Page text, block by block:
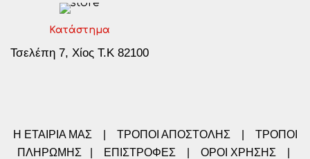
Κατάστημα
Τσελέπη 7, Χίος Τ.Κ 82100
Η ΕΤΑΙΡΙΑ ΜΑΣ ΤΡΟΠΟΙ ΑΠΟΣΤΟΛΗΣ
ΤΡΟΠΟΙ
ΠΛΗΡΩΜΗΣ
ΕΠΙΣΤΡΟΦΕΣ ΟΡΟΙ ΧΡΗΣΗΣ